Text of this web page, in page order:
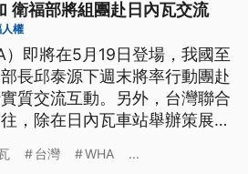
衛福部將組團赴日內瓦交流
權
即將在5月19日登場，我國至
長邱泰源下週末將率行動團赴
質交流互動。另外，台灣聯合
，除在日內瓦車站舉辦策展，
台灣 WHA ...